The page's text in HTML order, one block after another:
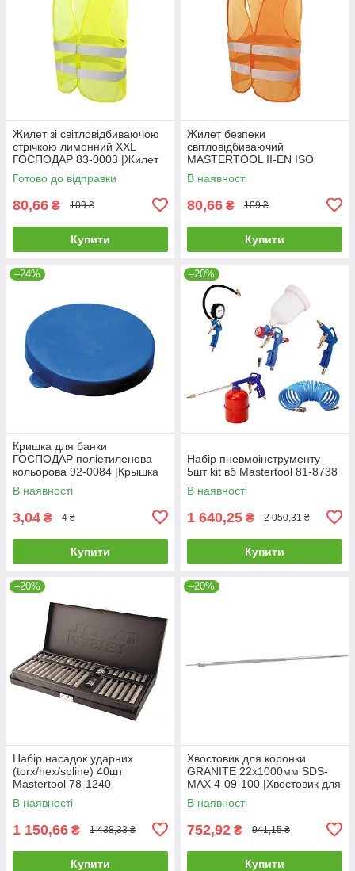
Жилет зi свiтловідбиваючою
стрiчкою лимонний XXL
ГОСПОДАР 83-0003 |Жилет
со светоотражающей лентой
лимонный XXL ГОСПОДАР
Готово до відправки
80,66 ₴ 109 ₴
Купити
Жилет безпеки
світловідбиваючий
MASTERTOOL II-EN ISO
13688 EN ISO 20471 XXL
помаранчевий 83-0004
В наявності
80,66 ₴ 109 ₴
Купити
–24%
Кришка для банки
ГОСПОДАР поліетиленова
кольорова 92-0084 |Крышка
для банки ГОСПОДАР
полиэтиленовая цветная 92-
В наявності
3,04 ₴ 4 ₴
Купити
–20%
Набір пневмоінструменту
5шт kit вб Mastertool 81-8738
В наявності
1 640,25 ₴ 2 050,31 ₴
Купити
–20%
Набір насадок ударних
(torx/hex/spline) 40шт
Mastertool 78-1240
В наявності
1 150,66 ₴ 1 438,33 ₴
Купити
–20%
Хвостовик для коронки
GRANITE 22х1000мм SDS-
MAX 4-09-100 |Хвостовик для
коронки GRANITE
22х1000мм SDS-MAX 4-09-
В наявності
752,92 ₴ 941,15 ₴
Купити